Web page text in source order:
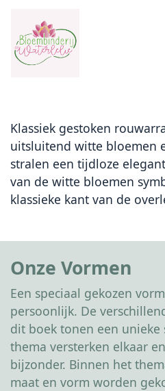
Klassiek gestoken
uitsluitend witte bloemen
stralen een tijdloze
van de witte bloemen
klassieke kant van de
Onze Vormen
Een speciaal gekozen
persoonlijk. De
dit boek tonen een unieke
thema versterken elkaar
bijzonder. Binnen het
maat en vorm worden